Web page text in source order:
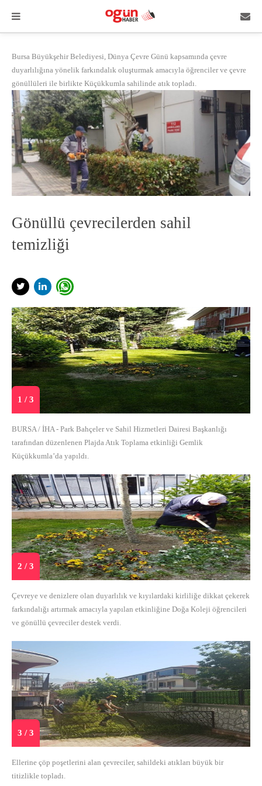
Bursa Büyükşehir Belediyesi, Dünya Çevre Günü kapsamında çevre
duyarlılığına yönelik farkındalık oluşturmak amacıyla öğrenciler ve çevre
gönüllüleri ile birlikte Küçükkumla sahilinde atık topladı.
Gönüllü çevrecilerden sahil
temizliği
1 / 3
BURSA / İHA - Park Bahçeler ve Sahil Hizmetleri Dairesi Başkanlığı
tarafından düzenlenen Plajda Atık Toplama etkinliği Gemlik
Küçükkumla’da yapıldı.
2 / 3
Çevreye ve denizlere olan duyarlılık ve kıyılardaki kirliliğe dikkat çekerek
farkındalığı artırmak amacıyla yapılan etkinliğine Doğa Koleji öğrencileri
ve gönüllü çevreciler destek verdi.
3 / 3
Ellerine çöp poşetlerini alan çevreciler, sahildeki atıkları büyük bir
titizlikle topladı.